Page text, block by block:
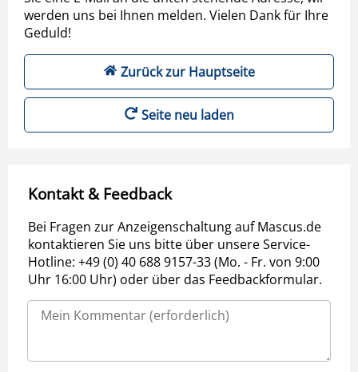
werden uns bei Ihnen melden. Vielen Dank für Ihre
Geduld!
Zurück zur Hauptseite
Seite neu laden
Kontakt & Feedback
Bei Fragen zur Anzeigenschaltung auf Mascus.de
kontaktieren Sie uns bitte über unsere Service-
Hotline: +49 (0) 40 688 9157-33 (Mo. - Fr. von 9:00
Uhr 16:00 Uhr) oder über das Feedbackformular.